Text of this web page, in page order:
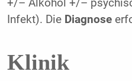
+/– Alkohol +/–
Infekt). Die Diagnose
Klinik